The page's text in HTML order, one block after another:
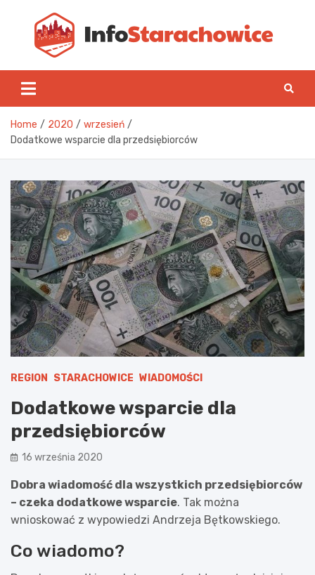
content
Home 2020
wrzesień
Dodatkowe wsparcie dla przedsiębiorców
REGION STARACHOWICE WIADOMOŚCI
Dodatkowe wsparcie dla
przedsiębiorców
16 września 2020
Dobra wiadomość dla wszystkich przedsiębiorców
– czeka dodatkowe wsparcie. Tak można
wnioskować z wypowiedzi Andrzeja Bętkowskiego.
Co wiadomo?